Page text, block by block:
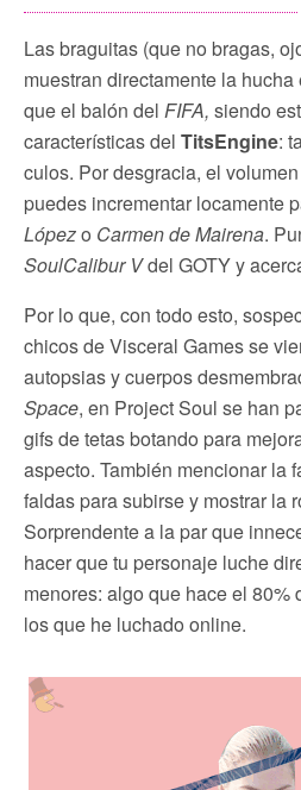
Las braguitas (que no bragas,
muestran directamente la
que el balón del FIFA, siendo
características del TitsEngine:
culos. Por desgracia, el
puedes incrementar locamente
Lópezo Carmen de Mairena.
SoulCalibur Vdel GOTY y
Por lo que, con todo esto,
chicos de Visceral Games se
autopsias y cuerpos
Space, en Project Soul se han
gifs de tetas botando para
aspecto. También mencionar la
faldas para subirse y mostrar la
Sorprendente a la par que
hacer que tu personaje luche
menores: algo que hace el 80%
los que he luchado online.